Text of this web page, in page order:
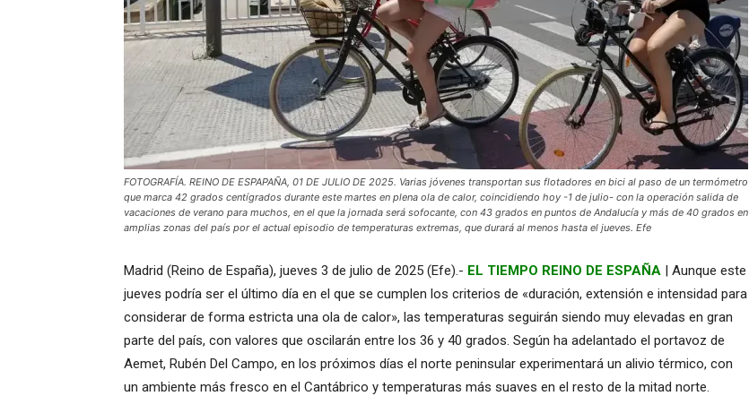
FOTOGRAFÍA. REINO DE ESPAPAÑA, 01 DE JULIO DE 2025. Varias jóvenes transportan sus flotadores en bici al paso de un termómetro
que marca 42 grados centígrados durante este martes en plena ola de calor, coincidiendo hoy -1 de julio- con la operación salida de
vacaciones de verano para muchos, en el que la jornada será sofocante, con 43 grados en puntos de Andalucía y más de 40 grados en
amplias zonas del país por el actual episodio de temperaturas extremas, que durará al menos hasta el jueves. Efe
Madrid (Reino de España), jueves 3 de julio de 2025 (Efe).- EL TIEMPO REINO DE ESPAÑA | Aunque este
jueves podría ser el último día en el que se cumplen los criterios de «duración, extensión e intensidad para
considerar de forma estricta una ola de calor», las temperaturas seguirán siendo muy elevadas en gran
parte del país, con valores que oscilarán entre los 36 y 40 grados. Según ha adelantado el portavoz de
Aemet, Rubén Del Campo, en los próximos días el norte peninsular experimentará un alivio térmico, con
un ambiente más fresco en el Cantábrico y temperaturas más suaves en el resto de la mitad norte.